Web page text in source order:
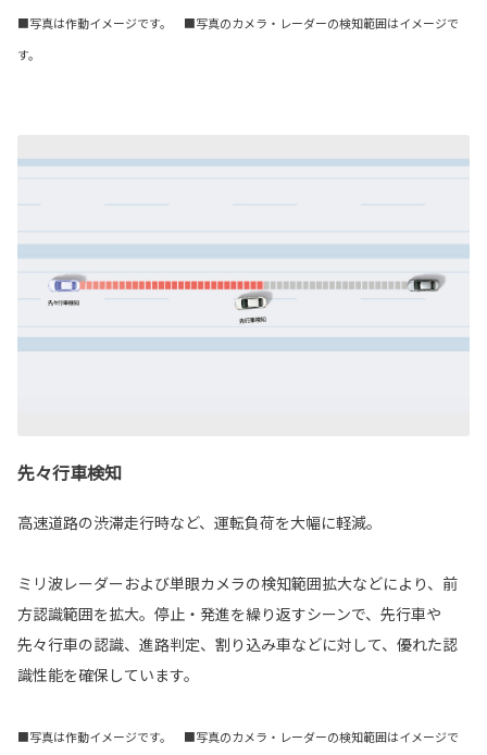
■写真は作動イメージです。 ■写真のカメラ・レーダーの検知範囲はイメージで
す。
先々行車検知
高速道路の渋滞走行時など、運転負荷を大幅に軽減。
ミリ波レーダーおよび単眼カメラの検知範囲拡大などにより、前
方認識範囲を拡大。停止・発進を繰り返すシーンで、先行車や
先々行車の認識、進路判定、割り込み車などに対して、優れた認
識性能を確保しています。
■写真は作動イメージです。 ■写真のカメラ・レーダーの検知範囲はイメージで